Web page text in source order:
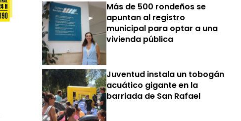
Más de 500 rondeños se
apuntan al registro
municipal para optar a una
vivienda pública
Juventud instala un tobogán
acuático gigante en la
barriada de San Rafael